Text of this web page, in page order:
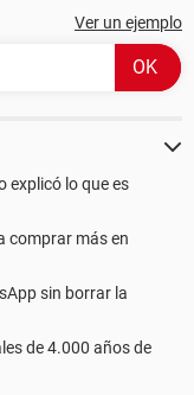
Ver un ejemplo
explicó lo que es
comprar más en
sin borrar la
de 4.000 años de